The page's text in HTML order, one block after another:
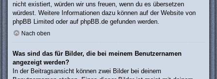
nicht existiert, würden wir uns freuen, wenn du es übersetzen
würdest. Weitere Informationen dazu können auf der Website von
phpBB Limited oder auf phpBB.de gefunden werden.
Nach oben
Was sind das für Bilder, die bei meinem Benutzernamen
angezeigt werden?
In der Beitragsansicht können zwei Bilder bei deinem